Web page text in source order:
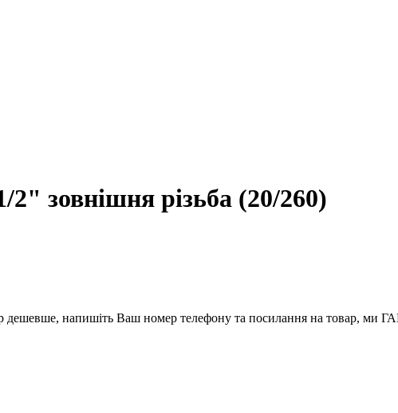
зовнішня різьба (20/260)
дешевше, напишіть Ваш номер телефону та посилання на товар,